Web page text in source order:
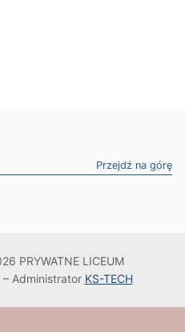
Przejdź na górę
PRYWATNE LICEUM
– Administrator KS-TECH